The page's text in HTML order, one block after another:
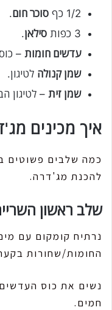
1/2 כף
סוכר חום.
3 כפות
סילאן.
עדשים חומות –
שמן קנולה לטיגון.
שמן זית – לטיגון
איך מכינים
כמה שלבים פשוטים
להכנת מג'דרה.
שלב ראשון
נרתיח קומקום עם
החומות/שחורות
חמים.